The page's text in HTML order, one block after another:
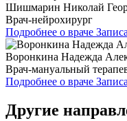
Шишмарин Николай
Врач-нейрохирург
Подробнее о враче
Воронкина Надежда
Врач-мануальный
Подробнее о враче
Другие